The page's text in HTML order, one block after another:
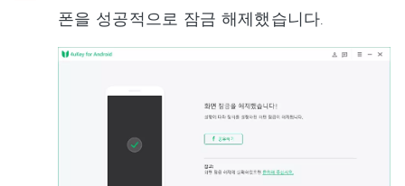
폰을 성공적으로 잠금 해제했습니다.